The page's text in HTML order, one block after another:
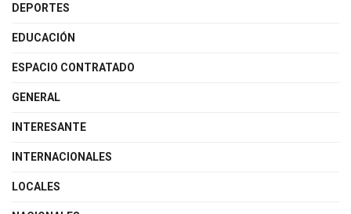
DEPORTES
EDUCACIÓN
ESPACIO CONTRATADO
GENERAL
INTERESANTE
INTERNACIONALES
LOCALES